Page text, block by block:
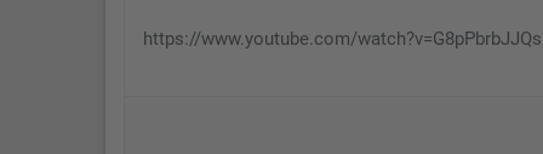
https://www.youtube.com/watch?v=G8pPbrbJJQs